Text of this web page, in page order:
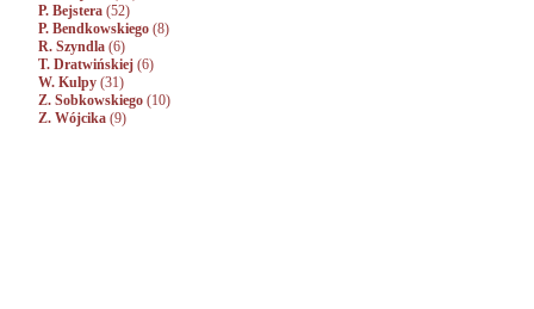
P. Bejstera (52)
P. Bendkowskiego (8)
R. Szyndla (6)
T. Dratwińskiej (6)
W. Kulpy (31)
Z. Sobkowskiego (10)
Z. Wójcika (9)